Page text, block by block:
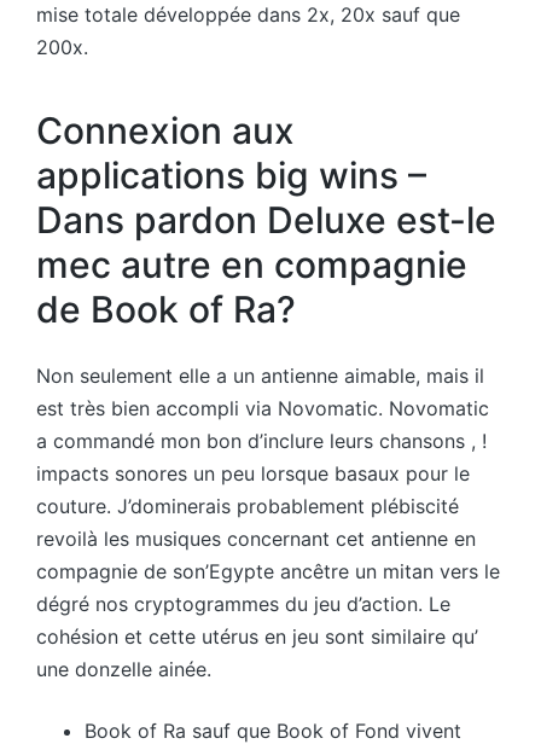
mise totale développée dans 2x, 20x sauf que
200x.
Connexion aux
applications big wins –
Dans pardon Deluxe est-le
mec autre en compagnie
de Book of Ra?
Non seulement elle a un antienne aimable, mais il
est très bien accompli via Novomatic. Novomatic
a commandé mon bon d’inclure leurs chansons , !
impacts sonores un peu lorsque basaux pour le
couture. J’dominerais probablement plébiscité
revoilà les musiques concernant cet antienne en
compagnie de son’Egypte ancêtre un mitan vers le
dégré nos cryptogrammes du jeu d’action. Le
cohésion et cette utérus en jeu sont similaire qu’
une donzelle ainée.
Book of Ra sauf que Book of Fond vivent